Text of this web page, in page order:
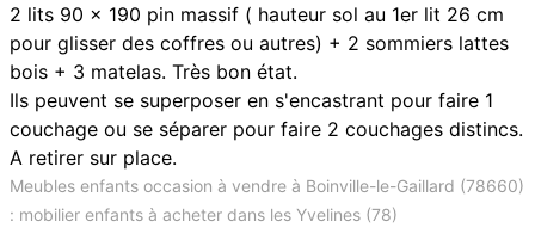
2 lits 90 × 190 pin massif ( hauteur sol au 1er lit 26 cm
pour glisser des coffres ou autres) + 2 sommiers lattes
bois + 3 matelas. Très bon état.
Ils peuvent se superposer en s'encastrant pour faire 1
couchage ou se séparer pour faire 2 couchages distincs.
A retirer sur place.
Meubles enfants occasion à vendre à Boinville-le-Gaillard (78660)
: mobilier enfants à acheter dans les Yvelines (78)